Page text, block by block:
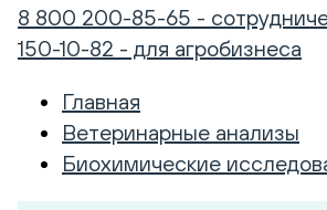
8 800 200-85-65 -
150-10-82 - для агробизнеса
Главная
Ветеринарные анализы
Биохимические